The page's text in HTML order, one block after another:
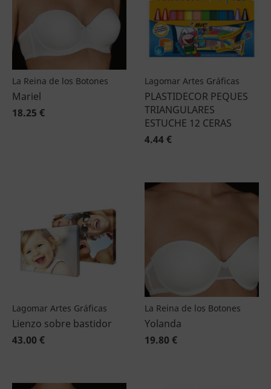
La Reina de los Botones
Mariel
18.25 €
Lagomar Artes Gráficas
PLASTIDECOR PEQUES
TRIANGULARES
ESTUCHE 12 CERAS
4.44 €
Lagomar Artes Gráficas
Lienzo sobre bastidor
43.00 €
La Reina de los Botones
Yolanda
19.80 €